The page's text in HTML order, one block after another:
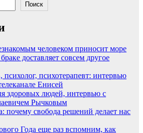
Поиск
человеком приносит море
доставляет совсем другое
психотерапевт: интервью
Енисей
здоровых людей, интервью с
Рычковым
почему свобода решений делает нас
Года еще раз вспомним, как